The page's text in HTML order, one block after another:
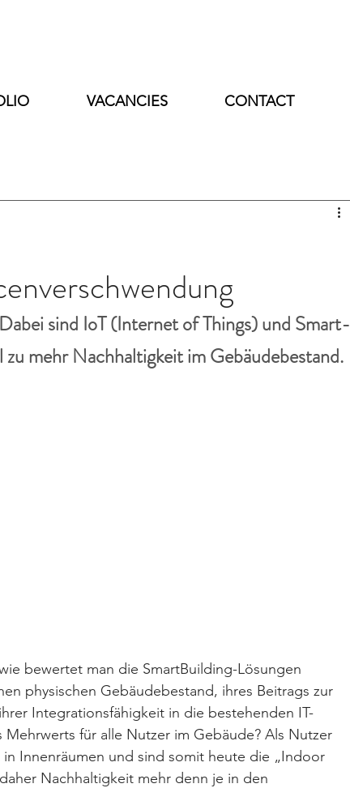
VACANCIES CONTACT
sind IoT (Internet of Things) und Smart-
mehr Nachhaltigkeit im Gebäudebestand.
bewertet man die SmartBuilding-Lösungen
physischen Gebäudebestand, ihres Beitrags zur
Integrationsfähigkeit in die bestehenden IT-
für alle Nutzer im Gebäude? Als Nutzer
Innenräumen und sind somit heute die „Indoor
Nachhaltigkeit mehr denn je in den